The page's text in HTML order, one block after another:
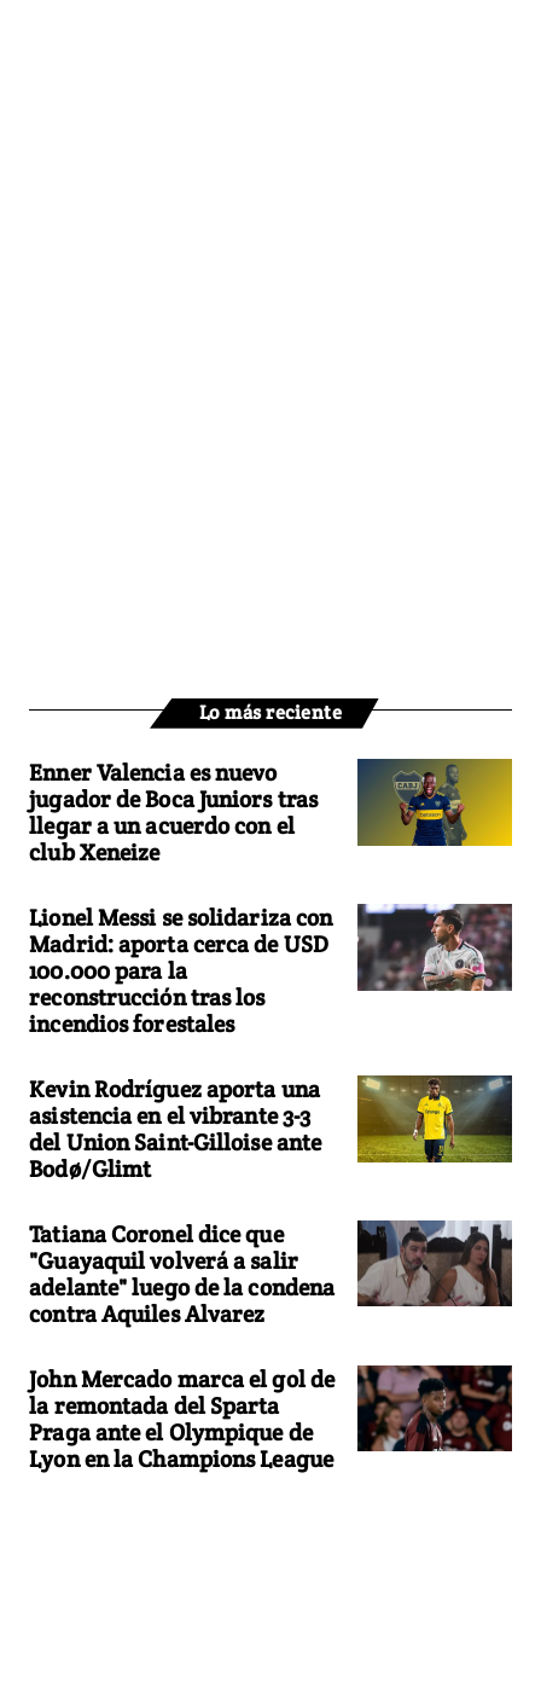
Lo más reciente
Enner Valencia es nuevo
jugador de Boca Juniors tras
llegar a un acuerdo con el
club Xeneize
Lionel Messi se solidariza con
Madrid: aporta cerca de USD
100.000 para la
reconstrucción tras los
incendios forestales
Kevin Rodríguez aporta una
asistencia en el vibrante 3-3
del Union Saint-Gilloise ante
Bodø/Glimt
Tatiana Coronel dice que
"Guayaquil volverá a salir
adelante" luego de la condena
contra Aquiles Alvarez
John Mercado marca el gol de
la remontada del Sparta
Praga ante el Olympique de
Lyon en la Champions League